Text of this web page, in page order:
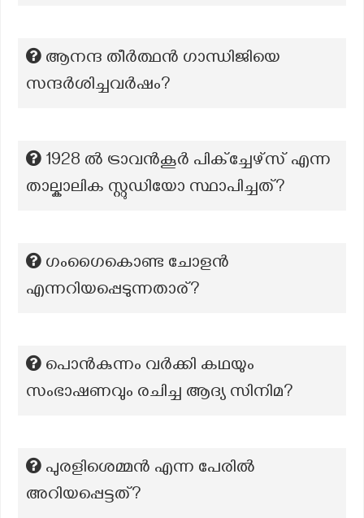
ആനന്ദ തീർത്ഥൻ ഗാന്ധിജിയെ
സന്ദർശിച്ചവർഷം?
1928 ൽ ട്രാവൻകൂർ പിക്ച്ചേഴ്സ് എന്ന
താല്കാലിക സ്റ്റുഡിയോ സ്ഥാപിച്ചത്?
ഗംഗൈകൊണ്ട ചോളന്‍
എന്നറിയപ്പെടുന്നതാര്?
പൊന്‍കുന്നം വര്‍ക്കി കഥയും
സംഭാഷണവും രചിച്ച ആദ്യ സിനിമ?
പുരളിശെമ്മൻ എന്ന പേരിൽ
അറിയപ്പെട്ടത്?